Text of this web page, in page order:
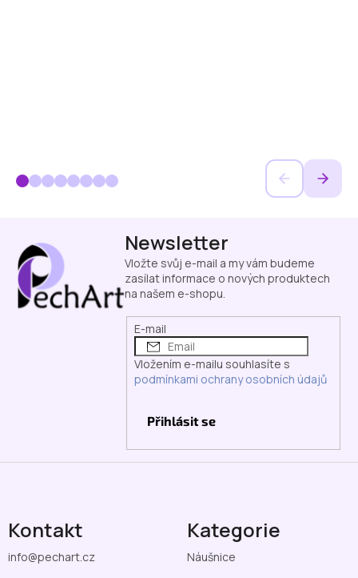
Newsletter
Vložte svůj e-mail a my vám budeme
zasílat informace o nových produktech
na našem e-shopu.
E-mail
Vložením e-mailu souhlasíte s
podmínkami ochrany osobních údajů
Přihlásit se
Kontakt
info@pechart.cz
Kategorie
Náušnice